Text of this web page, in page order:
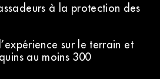
à la protection des
sur le terrain et
au moins 300